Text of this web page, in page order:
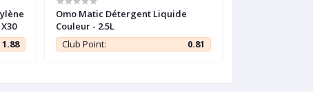
1.88
Omo Matic Détergent Liquide
Couleur - 2.5L
Club Point:
0.81